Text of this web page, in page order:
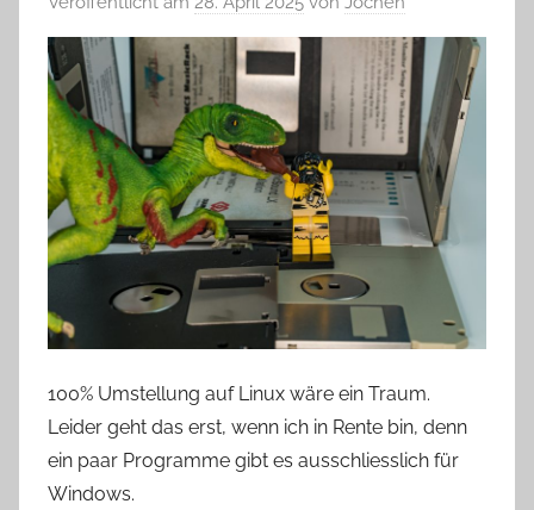
100% Umstellung auf Linux wäre ein Traum.
Leider geht das erst, wenn ich in Rente bin, denn
ein paar Programme gibt es ausschliesslich für
Windows.